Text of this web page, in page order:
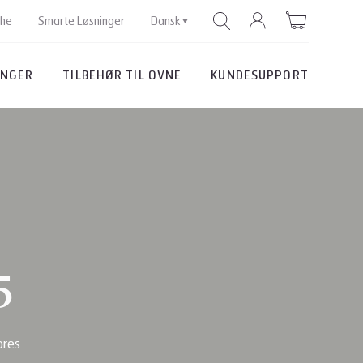
Smarte Løsninger Dansk
TILBEHØR TIL OVNE KUNDESUPPORT